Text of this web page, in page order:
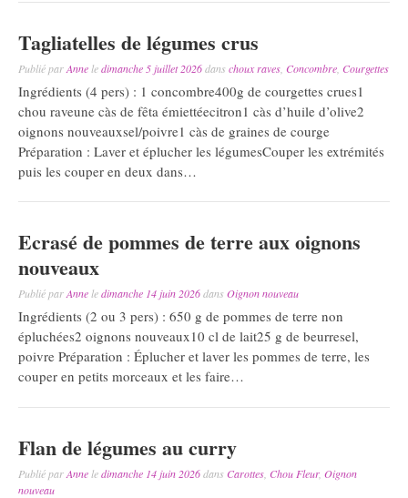
Tagliatelles de légumes crus
Publié parAnneledimanche 5 juillet 2026dans choux raves Concombre Courgettes
Ingrédients (4 pers) : 1 concombre400g de courgettes crues1
chou raveune càs de fêta émiettéecitron1 càs d’huile d’olive2
oignons nouveauxsel/poivre1 càs de graines de courge
Préparation : Laver et éplucher les légumesCouper les extrémités
puis les couper en deux dans…
Ecrasé de pommes de terre aux oignons
nouveaux
Publié parAnneledimanche 14 juin 2026dans Oignon nouveau
Ingrédients (2 ou 3 pers) : 650 g de pommes de terre non
épluchées2 oignons nouveaux10 cl de lait25 g de beurresel,
poivre Préparation : Éplucher et laver les pommes de terre, les
couper en petits morceaux et les faire…
Flan de légumes au curry
Publié parAnneledimanche 14 juin 2026dans Carottes Chou Fleur, Oignon
nouveau